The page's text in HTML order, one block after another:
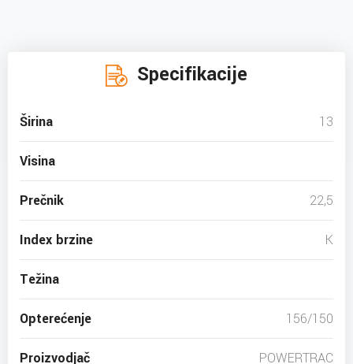
Specifikacije
Širina 13
Visina
Prečnik 22,5
Index brzine K
Težina
Opterećenje 156/150
Proizvodjač POWERTRAC